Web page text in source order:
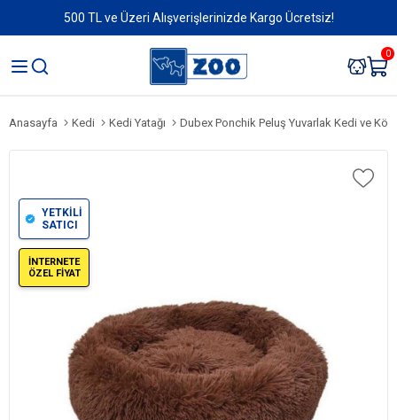
500 TL ve Üzeri Alışverişlerinizde Kargo Ücretsiz!
0
Anasayfa Kedi Kedi Yatağı Dubex Ponchik Peluş Yuvarlak Kedi ve Köpek
YETKİLİ
SATICI
İNTERNETE
ÖZEL FİYAT